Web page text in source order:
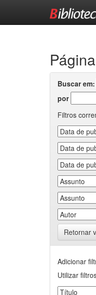
Buscar em:
por
Filtros
Retornar
Adicionar
Utilizar